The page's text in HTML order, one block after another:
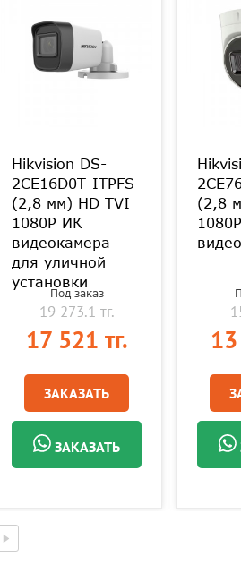
Hikvision DS-
2CE16D0T-ITPFS
(2,8 мм) HD TVI
1080P ИК
видеокамера
для уличной
установки
Под заказ
19 273.1 тг.
17 521 тг.
ЗАКАЗАТЬ
ЗАКАЗАТЬ
(2,8